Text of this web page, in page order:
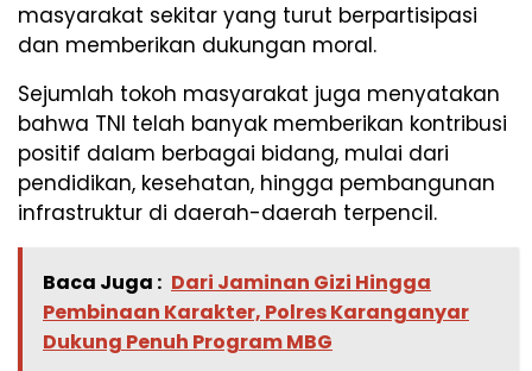
masyarakat sekitar yang turut berpartisipasi
dan memberikan dukungan moral.
Sejumlah tokoh masyarakat juga menyatakan
bahwa TNI telah banyak memberikan kontribusi
positif dalam berbagai bidang, mulai dari
pendidikan, kesehatan, hingga pembangunan
infrastruktur di daerah-daerah terpencil.
Baca Juga : Dari Jaminan Gizi Hingga
Pembinaan Karakter, Polres Karanganyar
Dukung Penuh Program MBG